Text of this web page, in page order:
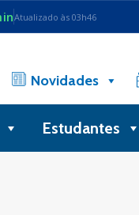
Atualizado às 03h46
Novidades
Estudantes